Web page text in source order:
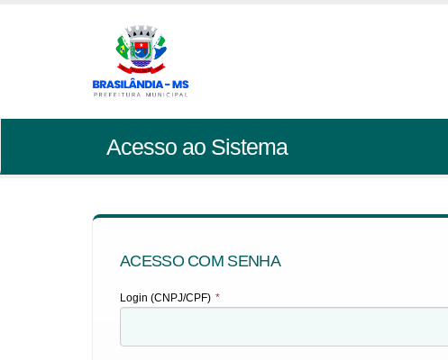
Acesso ao Sistema
ACESSO COM SENHA
Login (CNPJ/CPF) *